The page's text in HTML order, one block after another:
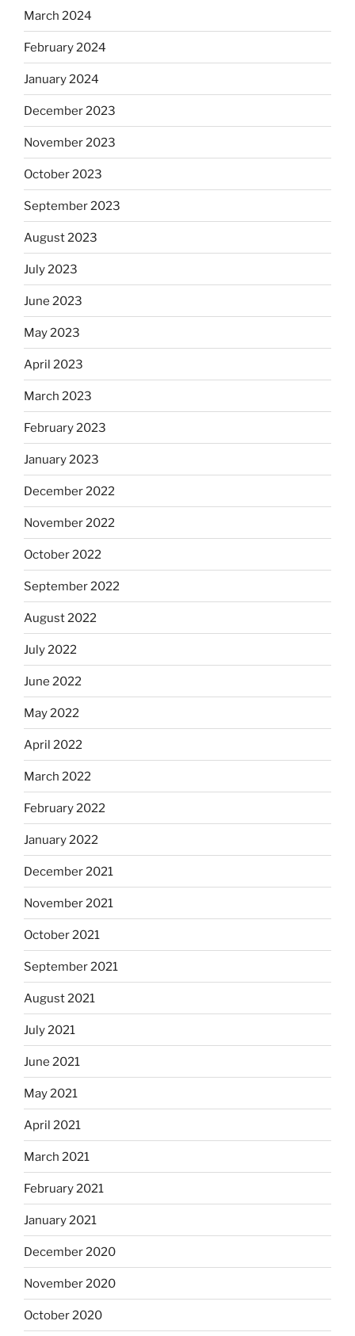
March 2024
February 2024
January 2024
December 2023
November 2023
October 2023
September 2023
August 2023
July 2023
June 2023
May 2023
April 2023
March 2023
February 2023
January 2023
December 2022
November 2022
October 2022
September 2022
August 2022
July 2022
June 2022
May 2022
April 2022
March 2022
February 2022
January 2022
December 2021
November 2021
October 2021
September 2021
August 2021
July 2021
June 2021
May 2021
April 2021
March 2021
February 2021
January 2021
December 2020
November 2020
October 2020